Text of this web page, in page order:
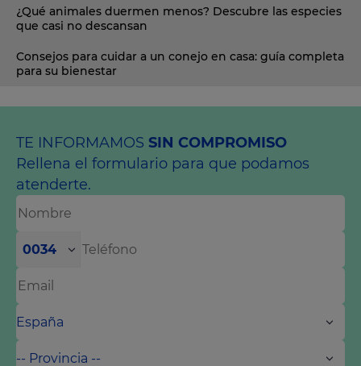
¿Qué animales duermen menos? Descubre las especies
que casi no descansan
Consejos para cuidar a un conejo en casa: guía completa
para su bienestar
TE INFORMAMOS SIN COMPROMISO
Rellena el formulario para que podamos
atenderte.
0034